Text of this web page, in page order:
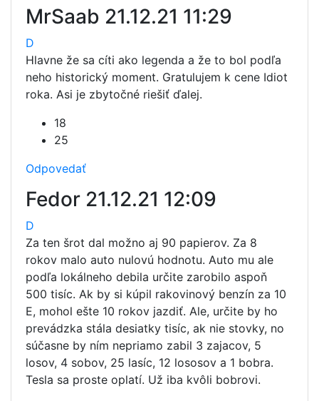
MrSaab 21.12.21 11:29
D
Hlavne že sa cíti ako legenda a že to bol podľa
neho historický moment. Gratulujem k cene Idiot
roka. Asi je zbytočné riešiť ďalej.
18
25
Odpovedať
Fedor 21.12.21 12:09
D
Za ten šrot dal možno aj 90 papierov. Za 8
rokov malo auto nulovú hodnotu. Auto mu ale
podľa lokálneho debila určite zarobilo aspoň
500 tisíc. Ak by si kúpil rakovinový benzín za 10
E, mohol ešte 10 rokov jazdiť. Ale, určite by ho
prevádzka stála desiatky tisíc, ak nie stovky, no
súčasne by ním nepriamo zabil 3 zajacov, 5
losov, 4 sobov, 25 lasíc, 12 lososov a 1 bobra.
Tesla sa proste oplatí. Už iba kvôli bobrovi.